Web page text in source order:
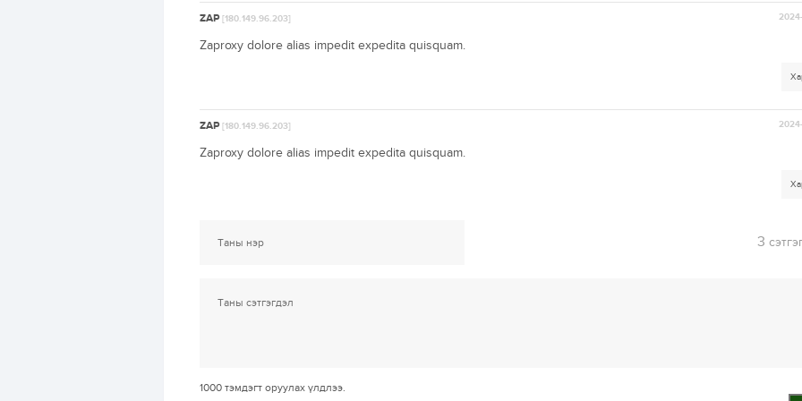
ZAP[180.149.96.203]
Zaproxy dolore alias impedit expedita quisquam.
ZAP[180.149.96.203]
Zaproxy dolore alias impedit expedita quisquam.
3
1000 тэмдэгт оруулах үлдлээ.